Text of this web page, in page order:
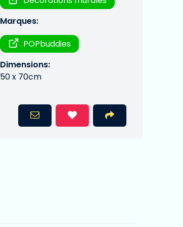
Marques:
POPbuddies
Dimensions:
50 x 70cm